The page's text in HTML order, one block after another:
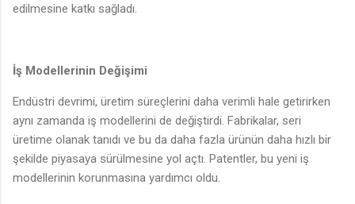
edilmesine katkı sağladı.
İş Modellerinin Değişimi
Endüstri devrimi, üretim süreçlerini daha verimli hale getirirken
aynı zamanda iş modellerini de değiştirdi. Fabrikalar, seri
üretime olanak tanıdı ve bu da daha fazla ürünün daha hızlı bir
şekilde piyasaya sürülmesine yol açtı. Patentler, bu yeni iş
modellerinin korunmasına yardımcı oldu.